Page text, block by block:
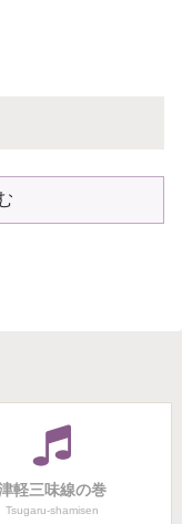
軽三味線の巻
Tsugaru-shamisen